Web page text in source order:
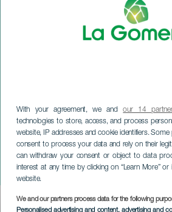
With your agreement, we andour 14
technologies to store, access, and process
website, IP addresses and cookie identifiers.
consent to process your data and rely on their
can withdraw your consent or object to data
interest at any time by clicking on “Learn More”
website.
We and our partners process data for the following
Personalised advertising and content, advertising and
Orkiestra
Teneryfy
LA GOMERA
Imagen